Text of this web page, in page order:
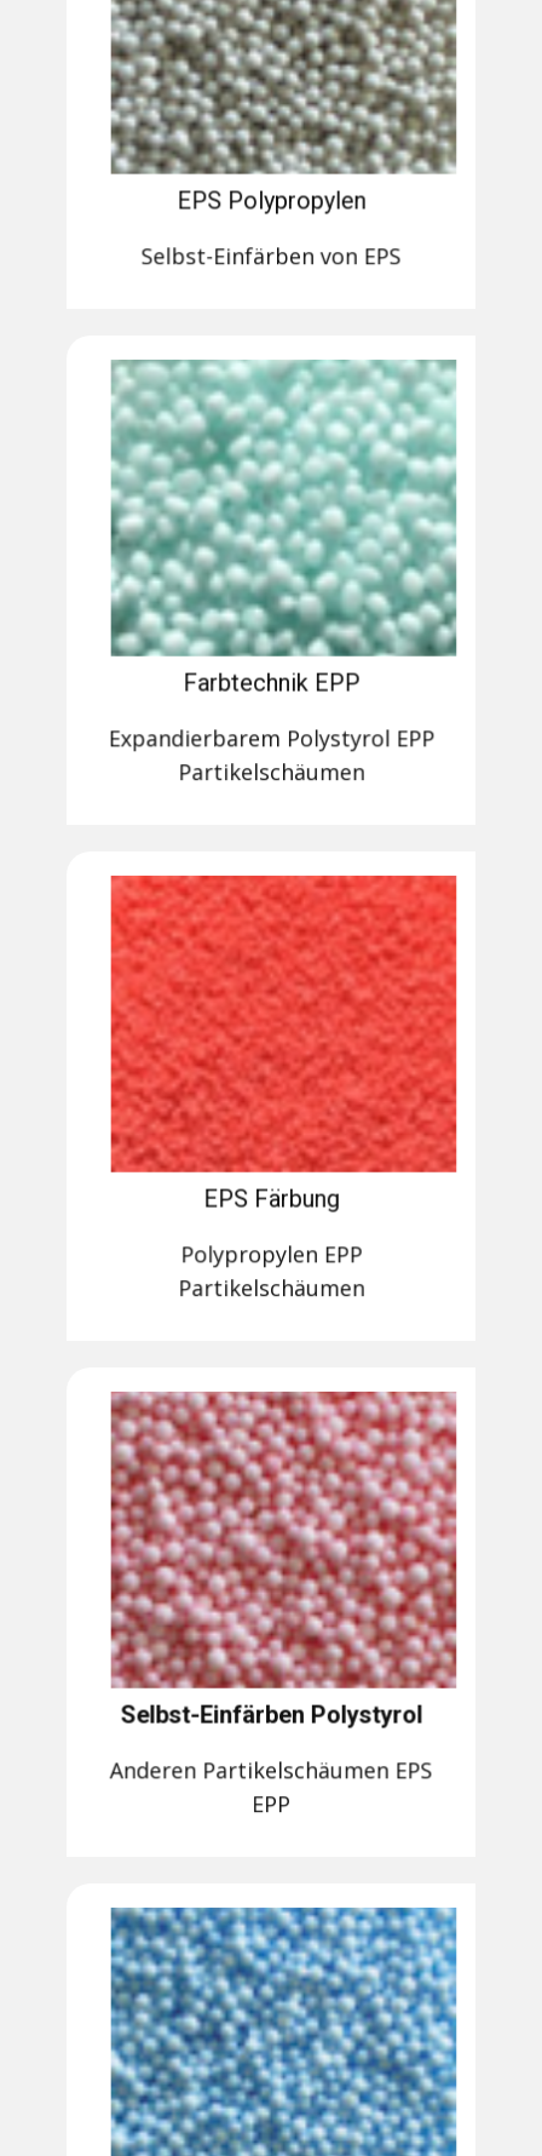
EPS Polypropylen
Selbst-Einfärben von EPS
Farbtechnik EPP
Expandierbarem Polystyrol EPP
Partikelschäumen
EPS Färbung
Polypropylen EPP
Partikelschäumen
Selbst-Einfärben Polystyrol
Anderen Partikelschäumen EPS
EPP